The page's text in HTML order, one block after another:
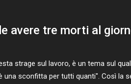
avere tre morti al
strage sul lavoro, è un tema sul
sconfitta per tutti quanti". Così la